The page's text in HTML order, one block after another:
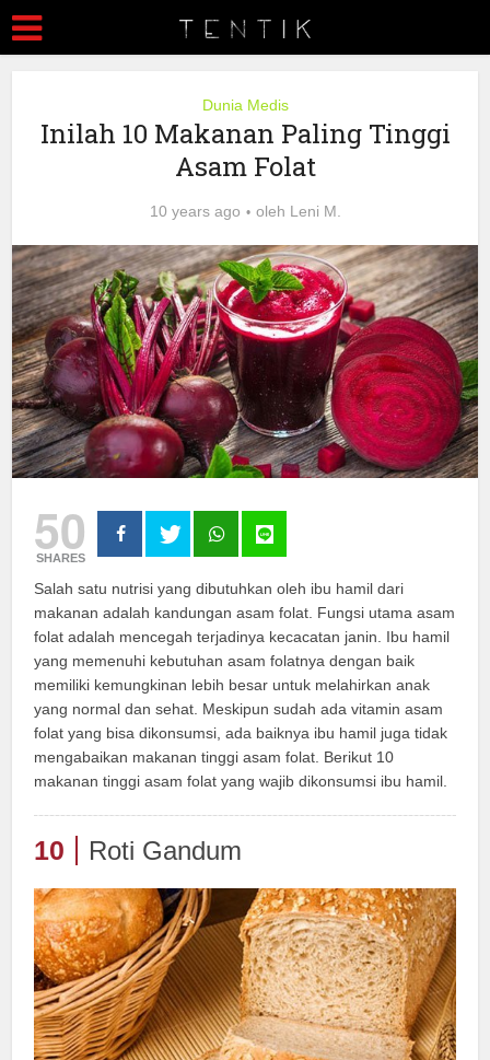
Dunia Medis
Inilah 10 Makanan Paling Tinggi
Asam Folat
10 years ago oleh Leni M.
50
SHARES
Salah satu nutrisi yang dibutuhkan oleh ibu hamil dari
makanan adalah kandungan asam folat. Fungsi utama asam
folat adalah mencegah terjadinya kecacatan janin. Ibu hamil
yang memenuhi kebutuhan asam folatnya dengan baik
memiliki kemungkinan lebih besar untuk melahirkan anak
yang normal dan sehat. Meskipun sudah ada vitamin asam
folat yang bisa dikonsumsi, ada baiknya ibu hamil juga tidak
mengabaikan makanan tinggi asam folat. Berikut 10
makanan tinggi asam folat yang wajib dikonsumsi ibu hamil.
10 Roti Gandum